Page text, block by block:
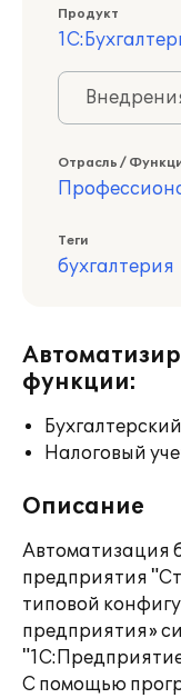
Продукт
Отрасль /
Теги
бухгалтерия
функции:
Налоговый
Описание
Автоматизация
предприятия
типовой
предприятия»
С помощью